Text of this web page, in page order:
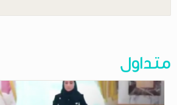
متداول